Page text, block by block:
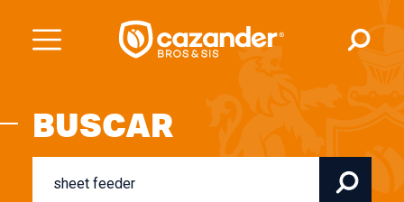
BUSCAR